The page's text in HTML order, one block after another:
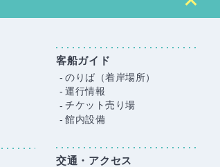
客船ガイド
のりば（着岸場所）
運行情報
チケット売り場
館内設備
交通・アクセス